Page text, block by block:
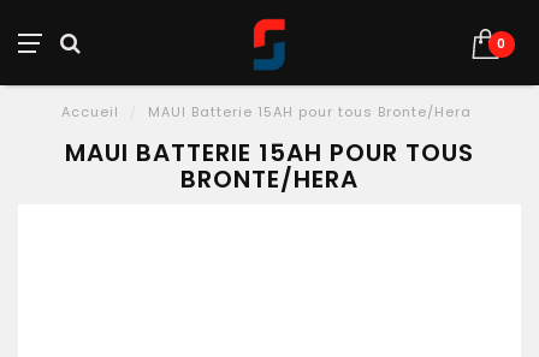
0
Accueil MAUI Batterie 15AH pour tous Bronte/Hera
MAUI BATTERIE 15AH POUR TOUS
BRONTE/HERA